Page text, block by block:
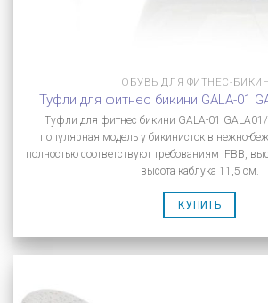
ОБУВЬ ДЛЯ ФИТНЕС-
Туфли для фитнес бикини GALA-01
Туфли для фитнес бикини GALA-01
популярная модель у бикинисток в нежно-
полностью соответствуют требованиям IFBB,
высота каблука 11,5 см.
КУПИТЬ